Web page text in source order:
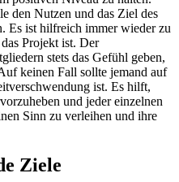
den Nutzen und das Ziel des
Es ist hilfreich immer wieder zu
Projekt ist. Der
stets das Gefühl geben,
keinen Fall sollte jemand auf
ist. Es hilft,
und jeder einzelnen
Sinn zu verleihen und ihre
Ziele